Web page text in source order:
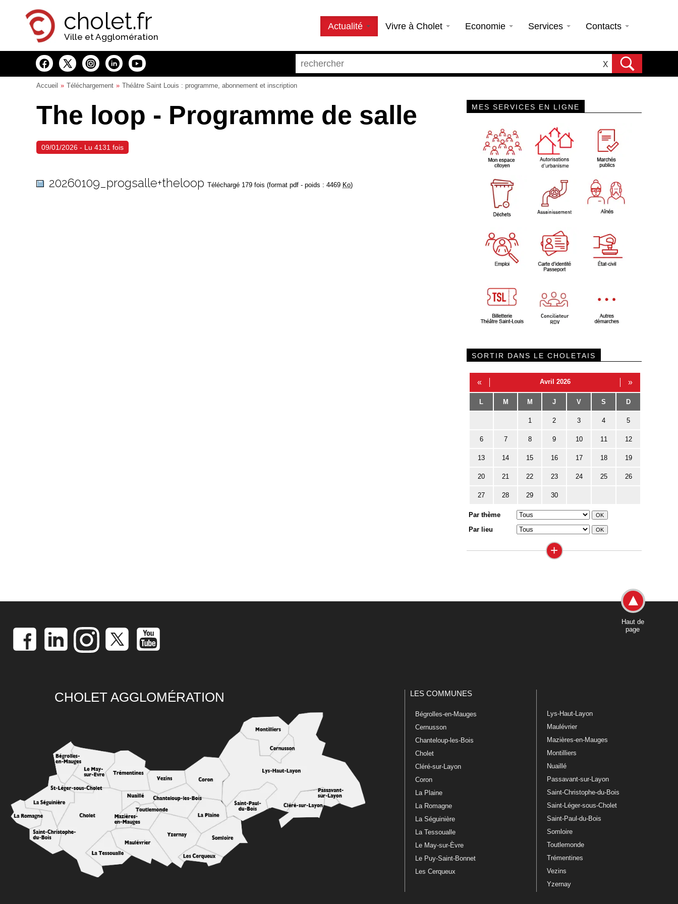
cholet.fr
Ville et Agglomération
Actualité Vivre à Cholet Economie Services Contacts
X
Accueil Téléchargement Théâtre Saint Louis : programme, abonnement et inscription
The loop - Programme de salle
09/01/2026 - Lu 4131 fois
20260109_progsalle+theloop Téléchargé 179 fois (format pdf - poids : 4469 Ko)
MES SERVICES EN LIGNE
SORTIR DANS LE CHOLETAIS
« Avril 2026 »
L M M J V S D
1 2 3 4 5
6 7 8 9 10 11 12
13 14 15 16 17 18 19
20 21 22 23 24 25 26
27 28 29 30
Par thème
Par lieu
+
Haut de
page
CHOLET AGGLOMÉRATION LES COMMUNES
Bégrolles-en-Mauges
Cernusson
Chanteloup-les-Bois
Cholet
Cléré-sur-Layon
Coron
La Plaine
La Romagne
La Séguinière
La Tessoualle
Le May-sur-Èvre
Le Puy-Saint-Bonnet
Les Cerqueux
Lys-Haut-Layon
Maulévrier
Mazières-en-Mauges
Montilliers
Nuaillé
Passavant-sur-Layon
Saint-Christophe-du-Bois
Saint-Léger-sous-Cholet
Saint-Paul-du-Bois
Somloire
Toutlemonde
Trémentines
Vezins
Yzernay